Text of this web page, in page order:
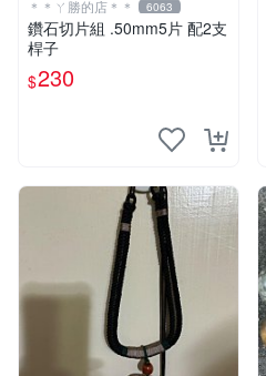
＊＊ㄚ勝的店＊＊ 6063
鑽石切片組 .50mm5片 配2支
桿子
$230